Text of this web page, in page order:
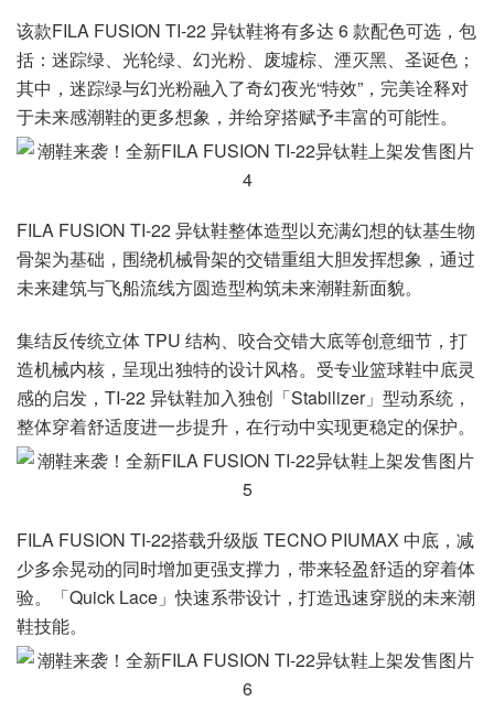
该款FILA FUSION TI-22 异钛鞋将有多达 6 款配色可选，包
括：迷踪绿、光轮绿、幻光粉、废墟棕、湮灭黑、圣诞色；
其中，迷踪绿与幻光粉融入了奇幻夜光“特效”，完美诠释对
于未来感潮鞋的更多想象，并给穿搭赋予丰富的可能性。
FILA FUSION TI-22 异钛鞋整体造型以充满幻想的钛基生物
骨架为基础，围绕机械骨架的交错重组大胆发挥想象，通过
未来建筑与飞船流线方圆造型构筑未来潮鞋新面貌。
集结反传统立体 TPU 结构、咬合交错大底等创意细节，打
造机械内核，呈现出独特的设计风格。受专业篮球鞋中底灵
感的启发，TI-22 异钛鞋加入独创「Stabilizer」型动系统，
整体穿着舒适度进一步提升，在行动中实现更稳定的保护。
FILA FUSION TI-22搭载升级版 TECNO PIUMAX 中底，减
少多余晃动的同时增加更强支撑力，带来轻盈舒适的穿着体
验。「Quick Lace」快速系带设计，打造迅速穿脱的未来潮
鞋技能。